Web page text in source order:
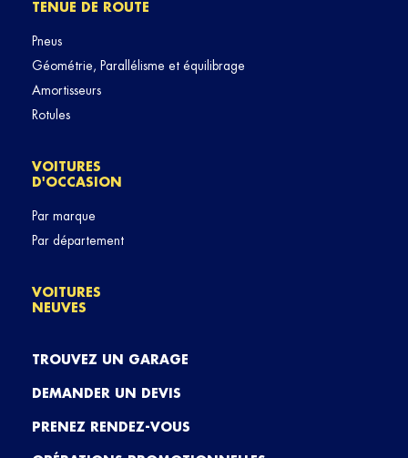
TENUE DE ROUTE
Pneus
Géométrie, Parallélisme et équilibrage
Amortisseurs
Rotules
VOITURES
D'OCCASION
Par marque
Par département
VOITURES
NEUVES
TROUVEZ UN GARAGE
DEMANDER UN DEVIS
PRENEZ RENDEZ-VOUS